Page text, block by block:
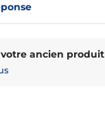
votre ancien produit